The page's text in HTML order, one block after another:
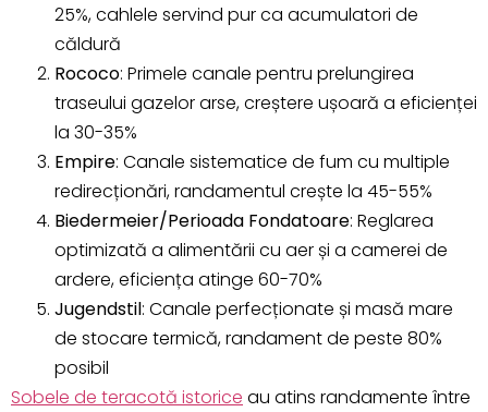
25%, cahlele servind pur ca acumulatori de
căldură
Rococo: Primele canale pentru prelungirea
traseului gazelor arse, creștere ușoară a eficienței
la 30-35%
Empire: Canale sistematice de fum cu multiple
redirecționări, randamentul crește la 45-55%
Biedermeier/Perioada Fondatoare: Reglarea
optimizată a alimentării cu aer și a camerei de
ardere, eficiența atinge 60-70%
Jugendstil: Canale perfecționate și masă mare
de stocare termică, randament de peste 80%
posibil
Sobele de teracotă istorice au atins randamente între